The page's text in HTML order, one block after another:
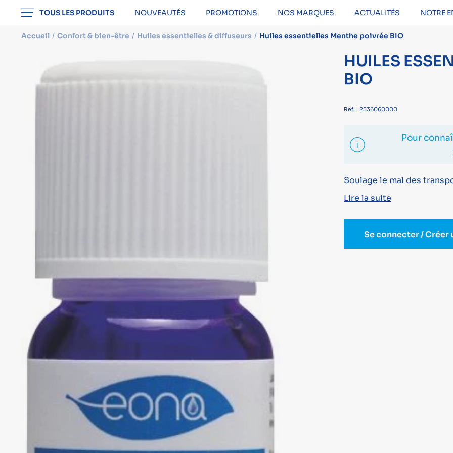
TOUS LES PRODUITS NOUVEAUTÉS PROMOTIONS NOS MARQUES ACTUALITÉS NOTRE
Accueil Confort & bien-être Huiles essentielles & diffuseurs Huiles essentielles Menthe poivrée BIO
HUILES
BIO
Ref. : 2536060000
Pour
Soulage le mal des
Lire la suite
Se connecter / Créer